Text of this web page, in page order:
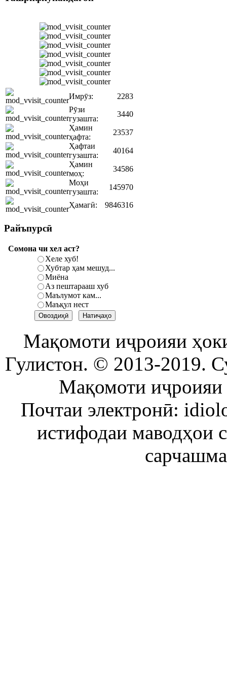
Имрӯз:
2283
Рӯзи
гузашта:
3440
Ҳамин
ҳафта:
23537
Ҳафтаи
гузашта:
40164
Ҳамин
моҳ:
34586
Моҳи
гузашта:
145970
Ҳамагӣ: 9846316
Райъпурсӣ
Сомона чи хел аст?
Хеле хуб!
Хубтар ҳам мешуд...
Миёна
Аз пештарааш хуб
Маълумот кам...
Маъқул нест
Мақомоти иҷроияи
Гулистон. © 2013-2019.
Мақомоти иҷроияи
Почтаи электронӣ:
истифодаи маводҳои